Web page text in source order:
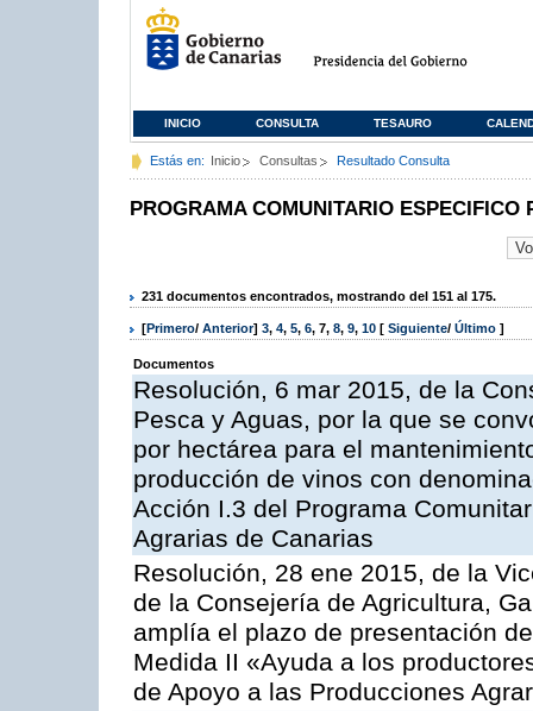
INICIO CONSULTA TESAURO
Estás en: Inicio Consultas Resultado Consulta
PROGRAMA COMUNITARIO ESPECIFICO
231 documentos encontrados, mostrando del 151 al 175.
[Primero/ Anterior] 3, 4, 5, 6, 7, 8, 9, 10 [ Siguiente/ Último ]
Documentos
Resolución, 6 mar 2015, de la
Pesca y Aguas, por la que se
por hectárea para el
producción de vinos con
Acción I.3 del Programa
Agrarias de Canarias
Resolución, 28 ene 2015, de la
de la Consejería de Agricultura,
amplía el plazo de presentación
Medida II «Ayuda a los
de Apoyo a las Producciones